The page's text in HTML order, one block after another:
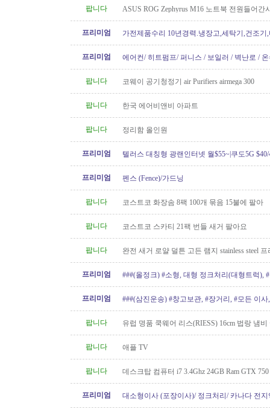
팝니다 ASUS ROG Zephyrus M16 노트북 전원들어간
프리미엄
가전제품수리 10년경력.냉장고,세탁기,건조기
프리미엄
에어컨/ 히트펌프/ 퍼니스 / 보일러 / 벽난로 /
팝니다
코웨이 공기청정기 air Purifiers airmega 300
팝니다 한국 에어비앤비 아파트
팝니다 정리함 올인원
프리미엄
텔러스 대칭형 광랜인터넷 월$55~|쿠도5G $40/
프리미엄
펜스 (Fence)/가드닝
팝니다 코스트코 화장솜 8팩 100개 묶음 15불에 팔아
팝니다 코스트코 스카티 21팩 번들 새거 팔아요
팝니다
완전 새거 로얄 덜튼 고든 램지 stainless steel
프리미엄
###(올정크) #소형, 대형 정크처리(대형트럭),
프리미엄
###(삼진운송) #창고보관, #장거리, #모든 이사
팝니다 유럽 명품 쿡웨어 리스(RIESS) 16cm 법랑 냄
팝니다 애플 TV
팝니다 데스크탑 컴퓨터 i7 3.4Ghz 24GB Ram GTX
프리미엄
대소형이사 (포장이사)/ 정크처리/ 카나다 전